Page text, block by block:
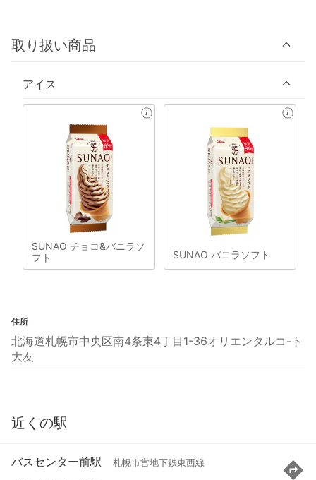
取り扱い商品
アイス
SUNAO チョコ&バニラソ
フト
SUNAO バニラソフト
住所
北海道札幌市中央区南4条東4丁目1-36オリエンタルコ-ト
大友
近くの駅
バスセンター前駅 札幌市営地下鉄東西線